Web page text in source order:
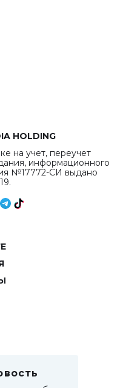
HOLDING
на учет, переучет
информационного
№17772-СИ выдано